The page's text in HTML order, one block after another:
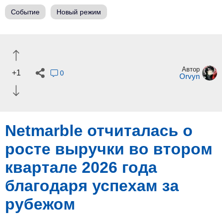
Событие Новый режим
+1 0 Автор
Orvyn
Netmarble отчиталась о
росте выручки во втором
квартале 2026 года
благодаря успехам за
рубежом